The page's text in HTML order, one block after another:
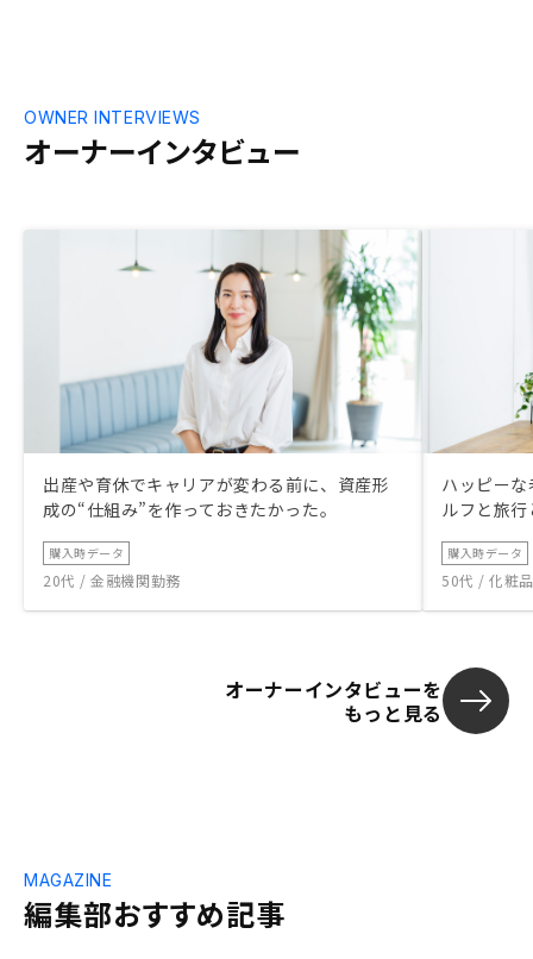
オーナーインタビュー
OWNER INTERVIEWS
出産や育休でキャリアが変わる前に、資産形
成の“仕組み”を作っておきたかった。
購入時データ
20代 / 金融機関勤務
ハッピー
ルフと旅
購入時データ
50代 / 化粧
オーナーインタビューを
もっと見る
編集部おすすめ記事
MAGAZINE